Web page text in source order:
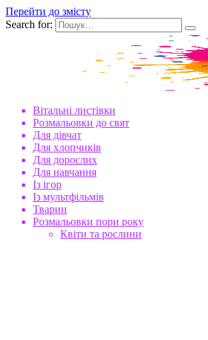
Перейти до змісту
Search for:
Вітальні листівки
Розмальовки до свят
Для дівчат
Для хлопчиків
Для дорослих
Для навчання
Із ігор
Із мультфільмів
Тварин
Розмальовки пори року
Квіти та рослини